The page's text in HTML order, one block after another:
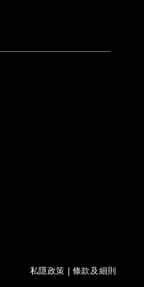
私隱政策 | 條款及細則